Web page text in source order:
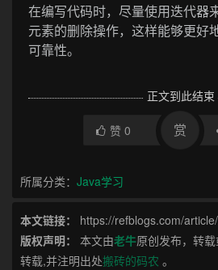
在编写代码时，尽量使用迭代器
元素的删除操作，这样能够更好
可靠性。
正文到此结束
赞 0 赏
所属分类： Java学习
本文链接：
https://refblogs.com/
版权声明：
本文由老牛原创发布，转
转载,并注明出处搬砖的码农 。